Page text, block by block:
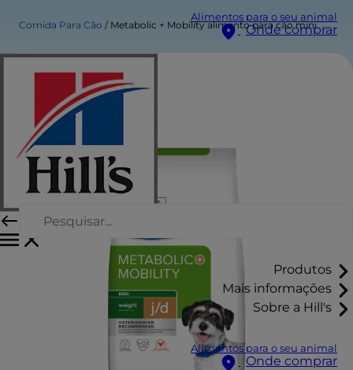
Alimentos para o seu animal
Onde comprar
Produtos
Mais informações
Sobre a Hill's
Alimentos para o seu animal
Onde comprar
Comida Para Cão Metabolic + Mobility alimento para cão mini